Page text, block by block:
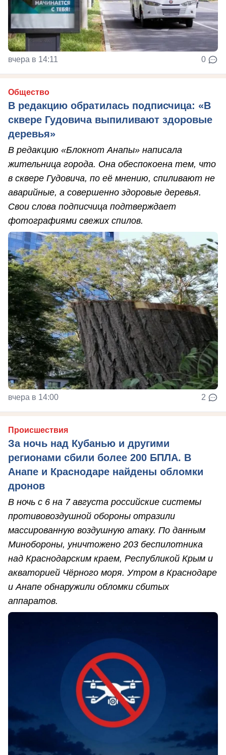
вчера в 14:11 0
Общество
В редакцию обратилась подписчица: «В
сквере Гудовича выпиливают здоровые
деревья»
В редакцию «Блокнот Анапы» написала
жительница города. Она обеспокоена тем, что
в сквере Гудовича, по её мнению, спиливают не
аварийные, а совершенно здоровые деревья.
Свои слова подписчица подтверждает
фотографиями свежих спилов.
вчера в 14:00 2
Происшествия
За ночь над Кубанью и другими
регионами сбили более 200 БПЛА. В
Анапе и Краснодаре найдены обломки
дронов
В ночь с 6 на 7 августа российские системы
противовоздушной обороны отразили
массированную воздушную атаку. По данным
Минобороны, уничтожено 203 беспилотника
над Краснодарским краем, Республикой Крым и
акваторией Чёрного моря. Утром в Краснодаре
и Анапе обнаружили обломки сбитых
аппаратов.